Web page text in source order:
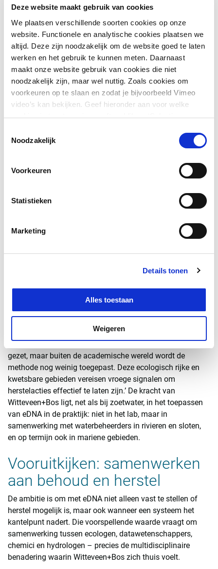
Deze website maakt gebruik van cookies
We plaatsen verschillende soorten cookies op onze
website. Functionele en analytische cookies plaatsen we
altijd. Deze zijn noodzakelijk om de website goed te laten
werken en het gebruik te kunnen meten. Daarnaast
maakt onze website gebruik van cookies die niet
noodzakelijk zijn, maar wel nuttig. Zoals cookies om
voorkeuren op te slaan en zodat je bijvoorbeeld Vimeo
video’s kan bekijken. Geef hieronder aan voor welke
cookies je toestemming geeft en klik op ‘Selectie
akkoord met het plaatsen van alle cookies.
Meer over
Noodzakelijk
Voorkeuren
Statistieken
Marketing
Details tonen
Alles toestaan
Weigeren
De volgende stap: zoutwater
aanpakken
de methode naar zoutwatersystemen: kustgebieden,
estuaria en delen van de Noordzee. Tot nu toe lag de
gebieden is minstens zo groot. Denk aan overbevissing,
chemische vervuiling en lozingen van landbouwafvoer.
Juist in die dynamische gebieden kunnen vroege
achteruitgang. Maar alleen meten is niet genoeg: die
signalen moeten worden vertaald naar concrete acties.
‘Zoutwatermonitoring met eDNA is veelbelovend, maar nog
beperkt in grootschalige toepassing,’ zegt Frederike. ‘In
wetenschappelijk onderzoek zijn al belangrijke stappen
gezet, maar buiten de academische wereld wordt de
methode nog weinig toegepast. Deze ecologisch rijke en
kwetsbare gebieden vereisen vroege signalen om
herstelacties effectief te laten zijn.’ De kracht van
Witteveen+Bos ligt, net als bij zoetwater, in het toepassen
van eDNA in de praktijk: niet in het lab, maar in
samenwerking met waterbeheerders in rivieren en sloten,
en op termijn ook in mariene gebieden.
Vooruitkijken: samenwerken
aan behoud en herstel
De ambitie is om met eDNA niet alleen vast te stellen of
herstel mogelijk is, maar ook wanneer een systeem het
kantelpunt nadert. Die voorspellende waarde vraagt om
samenwerking tussen ecologen, datawetenschappers,
chemici en hydrologen – precies de multidisciplinaire
benadering waarin Witteveen+Bos zich thuis voelt.